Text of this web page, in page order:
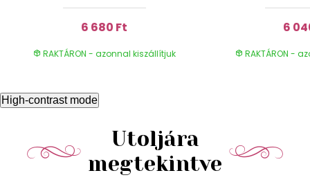
6 680 Ft
RAKTÁRON - azonnal kiszállítjuk
6
RAKTÁRON -
High-contrast mode
Utoljára
megtekintve